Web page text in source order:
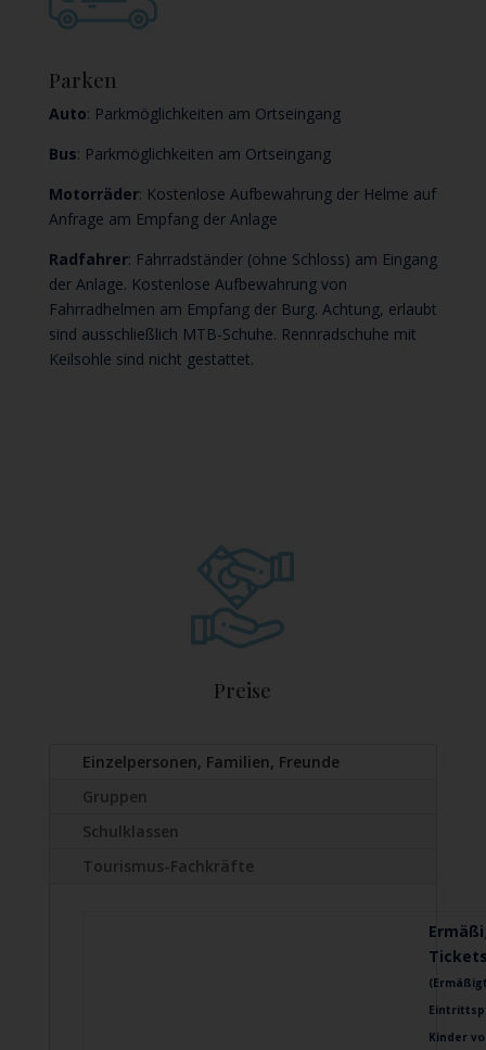
Parken
Auto: Parkmöglichkeiten am Ortseingang
Bus: Parkmöglichkeiten am Ortseingang
Motorräder: Kostenlose Aufbewahrung der Helme auf
Anfrage am Empfang der Anlage
Radfahrer: Fahrradständer (ohne Schloss) am Eingang
der Anlage. Kostenlose Aufbewahrung von
Fahrradhelmen am Empfang der Burg. Achtung, erlaubt
sind ausschließlich MTB-Schuhe. Rennradschuhe mit
Keilsohle sind nicht gestattet.
Preise
Einzelpersonen, Familien, Freunde
Gruppen
Schulklassen
Tourismus-Fachkräfte
Kinder